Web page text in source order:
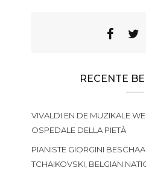
RECENTE
VIVALDI EN DE MUZIKALE
OSPEDALE DELLA PIETÀ
PIANISTE GIORGINI
TCHAIKOVSKI, BELGIAN